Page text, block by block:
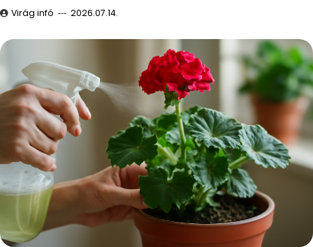
Virág infó 2026.07.14.